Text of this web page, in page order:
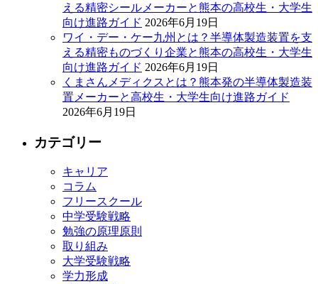
える精密シールメーカーと熊本の高校生・大学生
向け進路ガイド 2026年6月19日
ワイ・デー・ケー九州とは？半導体製造装置を支
える精密ものづくり企業と熊本の高校生・大学生
向け進路ガイド 2026年6月19日
くまさんメディクスとは？熊本発の半導体製造装
置メーカーと高校生・大学生向け進路ガイド
2026年6月19日
カテゴリー
キャリア
コラム
フリースクール
中学受験戦略
勉強の原理原則
取り組み
大学受験戦略
学力形成